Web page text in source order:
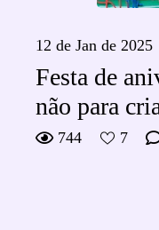
12 de Jan de 2025
Festa de
não para
744 7